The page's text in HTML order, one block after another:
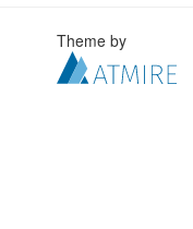
Theme by